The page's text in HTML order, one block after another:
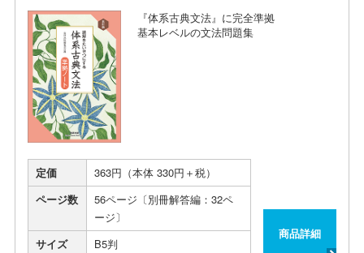
『体系古典文法』に完全準拠
基本レベルの文法問題集
定価
363円（本体 330円＋税）
ページ数
56ページ〔別冊解答編：32ペ
ージ〕
サイズ
B5判
商品詳細